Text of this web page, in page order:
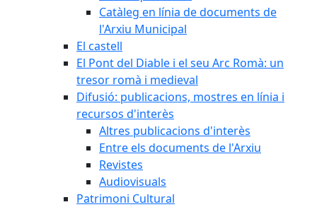
Catàleg en línia de documents de
l'Arxiu Municipal
El castell
El Pont del Diable i el seu Arc Romà: un
tresor romà i medieval
Difusió: publicacions, mostres en línia i
recursos d'interès
Altres publicacions d'interès
Entre els documents de l'Arxiu
Revistes
Audiovisuals
Patrimoni Cultural